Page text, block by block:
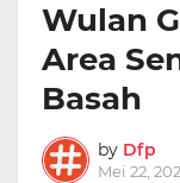
Wulan
Area
Basah
by Dfp
Mei 22,